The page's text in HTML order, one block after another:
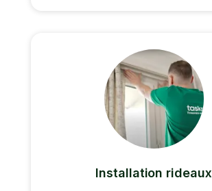
Installation rideaux